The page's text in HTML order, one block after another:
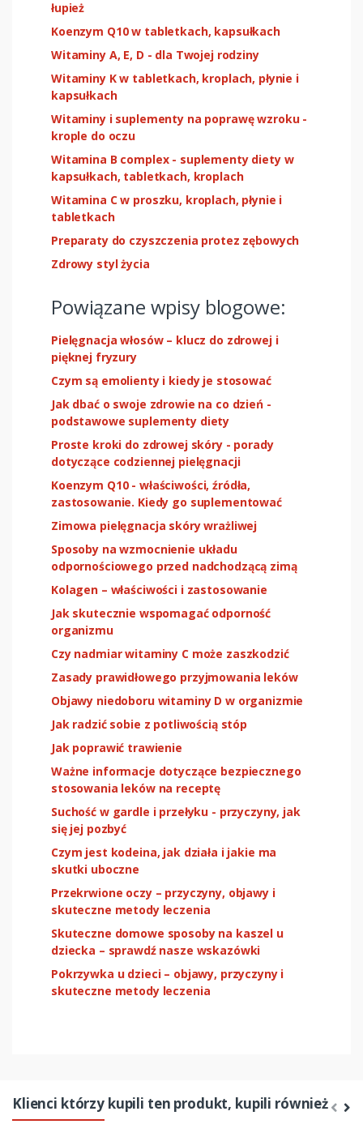
łupież
Koenzym Q10 w tabletkach, kapsułkach
Witaminy A, E, D - dla Twojej rodziny
Witaminy K w tabletkach, kroplach, płynie i
kapsułkach
Witaminy i suplementy na poprawę wzroku -
krople do oczu
Witamina B complex - suplementy diety w
kapsułkach, tabletkach, kroplach
Witamina C w proszku, kroplach, płynie i
tabletkach
Preparaty do czyszczenia protez zębowych
Zdrowy styl życia
Powiązane wpisy blogowe:
Pielęgnacja włosów – klucz do zdrowej i
pięknej fryzury
Czym są emolienty i kiedy je stosować
Jak dbać o swoje zdrowie na co dzień -
podstawowe suplementy diety
Proste kroki do zdrowej skóry - porady
dotyczące codziennej pielęgnacji
Koenzym Q10 - właściwości, źródła,
zastosowanie. Kiedy go suplementować
Zimowa pielęgnacja skóry wrażliwej
Sposoby na wzmocnienie układu
odpornościowego przed nadchodzącą zimą
Kolagen – właściwości i zastosowanie
Jak skutecznie wspomagać odporność
organizmu
Czy nadmiar witaminy C może zaszkodzić
Zasady prawidłowego przyjmowania leków
Objawy niedoboru witaminy D w organizmie
Jak radzić sobie z potliwością stóp
Jak poprawić trawienie
Ważne informacje dotyczące bezpiecznego
stosowania leków na receptę
Suchość w gardle i przełyku - przyczyny, jak
się jej pozbyć
Czym jest kodeina, jak działa i jakie ma
skutki uboczne
Przekrwione oczy – przyczyny, objawy i
skuteczne metody leczenia
Skuteczne domowe sposoby na kaszel u
dziecka – sprawdź nasze wskazówki
Pokrzywka u dzieci – objawy, przyczyny i
skuteczne metody leczenia
Klienci którzy kupili ten produkt, kupili również